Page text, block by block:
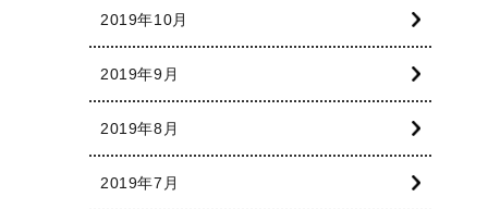
2019年10月
2019年9月
2019年8月
2019年7月